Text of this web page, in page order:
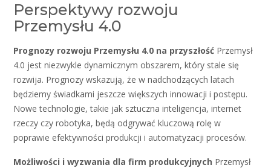
Perspektywy rozwoju
Przemysłu 4.0
Prognozy rozwoju Przemysłu 4.0 na przyszłość Przemysł
4.0 jest niezwykle dynamicznym obszarem, który stale się
rozwija. Prognozy wskazują, że w nadchodzących latach
będziemy świadkami jeszcze większych innowacji i postępu.
Nowe technologie, takie jak sztuczna inteligencja, internet
rzeczy czy robotyka, będą odgrywać kluczową rolę w
poprawie efektywności produkcji i automatyzacji procesów.
Możliwości i wyzwania dla firm produkcyjnych Przemysł